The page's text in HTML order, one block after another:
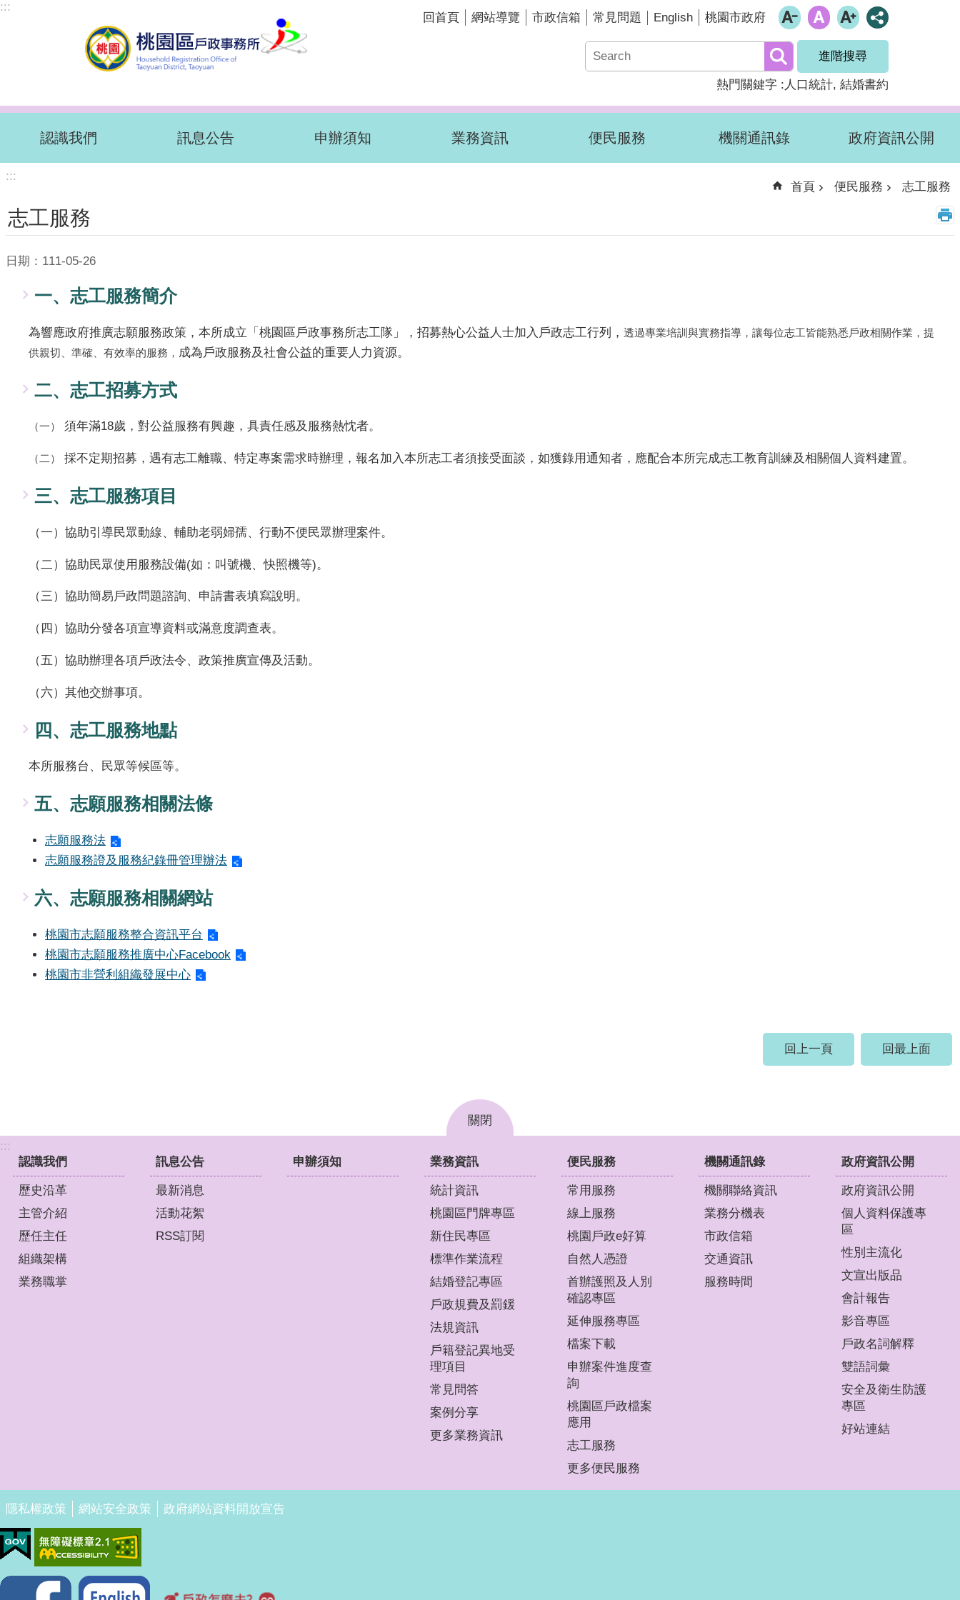
跳到主要內容區塊
:::
回首頁 網站導覽 市政信箱 常見問題 English 桃園市政府
進階搜尋
熱門關鍵字 人口統計 結婚書約
認識我們 訊息公告 申辦須知 業務資訊 便民服務 機關通訊錄 政府資訊公開
:::
首頁 便民服務 志工服務
志工服務
日期：111-05-26
一、志工服務簡介
為響應政府推廣志願服務政策，本所成立「桃園區戶政事務所志工隊」，招募熱心公益人士加入戶政志工行列， 透過專業培訓與實務指導， 讓每位志工皆能熟悉戶政相關作業，提
供親切、準確、有效率的服務， 成為戶政服務及社會公益的重要人力資源。
二、志工招募方式
（一） 須年滿18歲，對公益服務有興趣，具責任感及服務熱忱者。
（二） 採不定期招募，遇有志工離職、特定專案需求時辦理，報名加入本所志工者須接受面談，如獲錄用通知者，應配合本所完成志工教育訓練及相關個人資料建置。
三、志工服務項目
（一）協助引導民眾動線、輔助老弱婦孺、行動不便民眾辦理案件。
（二）協助民眾使用服務設備(如：叫號機、快照機等)。
（三）協助簡易戶政問題諮詢、申請書表填寫說明。
（四）協助分發各項宣導資料或滿意度調查表。
（五）協助辦理各項戶政法令、政策推廣宣傳及活動。
（六）其他交辦事項。
四、志工服務地點
本所服務台、民眾等候區等。
五、志願服務相關法條
志願服務法
志願服務證及服務紀錄冊管理辦法
六、志願服務相關網站
桃園市志願服務整合資訊平台
桃園市志願服務推廣中心Facebook
桃園市非營利組織發展中心
回上一頁 回最上面
關閉
:::
認識我們
歷史沿革
主管介紹
歷任主任
組織架構
業務職掌
訊息公告
最新消息
活動花絮
RSS訂閱
申辦須知 業務資訊
統計資訊
桃園區門牌專區
新住民專區
標準作業流程
結婚登記專區
戶政規費及罰鍰
法規資訊
戶籍登記異地受
理項目
常見問答
案例分享
更多業務資訊
便民服務
常用服務
線上服務
桃園戶政e好算
自然人憑證
首辦護照及人別
確認專區
延伸服務專區
檔案下載
申辦案件進度查
詢
桃園區戶政檔案
應用
志工服務
更多便民服務
機關通訊錄
機關聯絡資訊
業務分機表
市政信箱
交通資訊
服務時間
政府資訊公開
政府資訊公開
個人資料保護專
區
性別主流化
文宣出版品
會計報告
影音專區
戶政名詞解釋
雙語詞彙
安全及衛生防護
專區
好站連結
隱私權政策 網站安全政策 政府網站資料開放宣告